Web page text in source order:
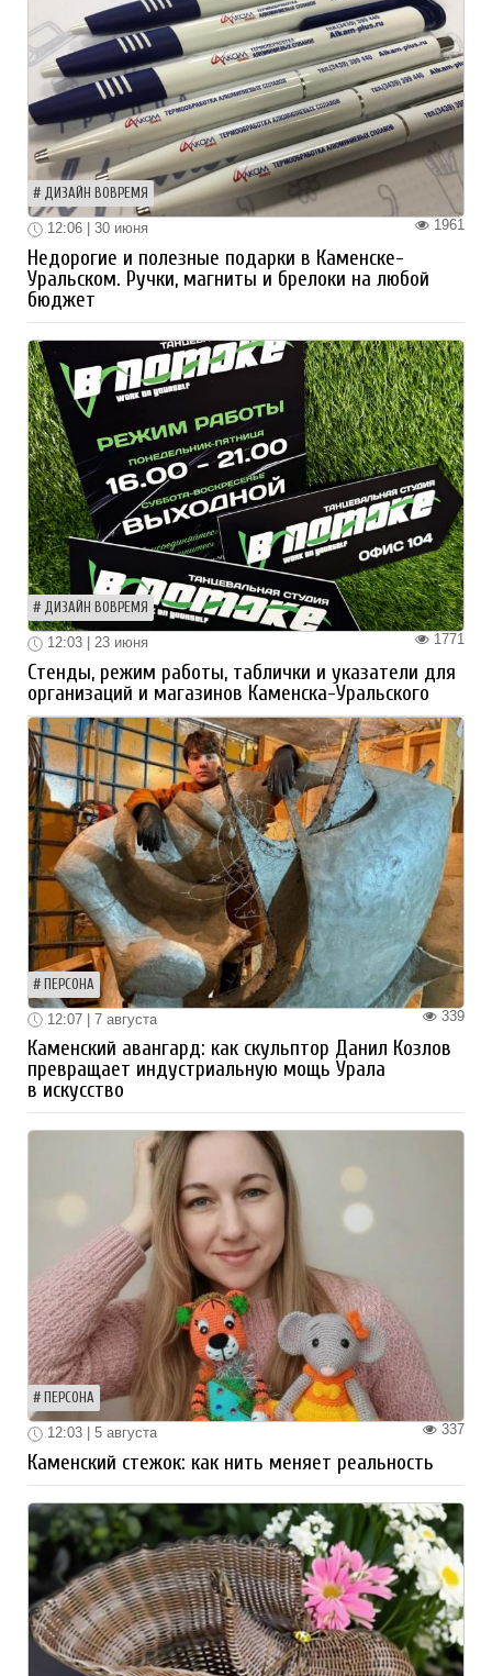
ДИЗАЙН ВОВРЕМЯ
1961
12:06 | 30 июня
Недорогие и полезные подарки в Каменске-
Уральском. Ручки, магниты и брелоки на любой
бюджет
ДИЗАЙН ВОВРЕМЯ
1771
12:03 | 23 июня
Стенды, режим работы, таблички и указатели для
организаций и магазинов Каменска-Уральского
ПЕРСОНА
339
12:07 | 7 августа
Каменский авангард: как скульптор Данил Козлов
превращает индустриальную мощь Урала
в искусство
ПЕРСОНА
337
12:03 | 5 августа
Каменский стежок: как нить меняет реальность